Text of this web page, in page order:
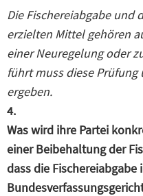
Die Fischereiabgabe und
erzielten Mittel gehören
einer Neuregelung oder
führt muss diese
ergeben.
4.
Was wird ihre Partei
einer Beibehaltung der
dass die Fischereiabgabe